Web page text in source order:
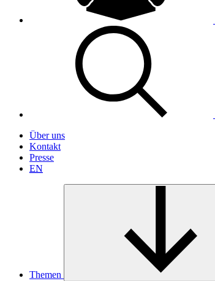
Über uns
Kontakt
Presse
EN
Themen